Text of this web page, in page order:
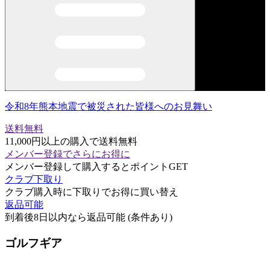
令和8年熊本地震で被災された皆様へのお見舞い
送料無料
11,000円以上の購入で送料無料
メンバー登録でさらにお得に
メンバー登録して購入するとポイントGET
クラブ下取り
クラブ購入時に下取りでお得に買い替え
返品可能
到着後8日以内なら返品可能 (条件あり)
ゴルフギア